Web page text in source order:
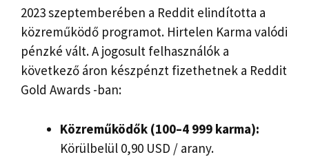
2023 szeptemberében a Reddit elindította a
közreműködő programot. Hirtelen Karma valódi
pénzké vált. A jogosult felhasználók a
következő áron készpénzt fizethetnek a Reddit
Gold Awards -ban:
Közreműködők (100–4 999 karma):
Körülbelül 0,90 USD / arany.